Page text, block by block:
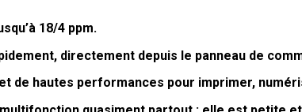
18/4 ppm.
directement depuis le panneau de
de hautes performances pour imprimer,